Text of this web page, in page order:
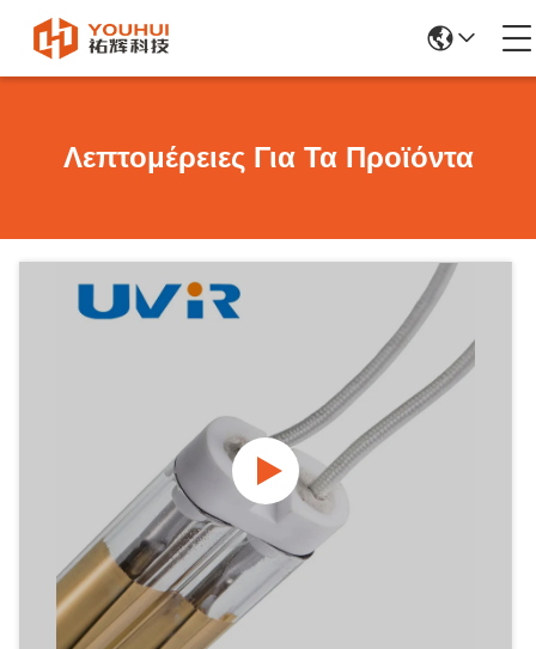
Λεπτομέρειες Για Τα Προϊόντα